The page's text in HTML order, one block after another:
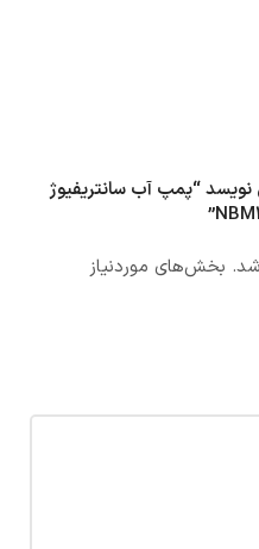
“پمپ آب سانتریفیوژ
بخش‌های موردنیاز